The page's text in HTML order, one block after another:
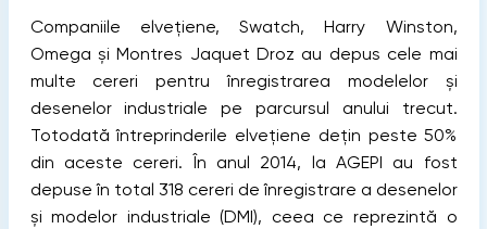
Companiile elveţiene, Swatch, Harry Winston,
Omega şi Montres Jaquet Droz au depus cele mai
multe cereri pentru înregistrarea modelelor şi
desenelor industriale pe parcursul anului trecut.
Totodată întreprinderile elvețiene dețin peste 50%
din aceste cereri. În anul 2014, la AGEPI au fost
depuse în total 318 cereri de înregistrare a desenelor
şi modelor industriale (DMI), ceea ce reprezintă o